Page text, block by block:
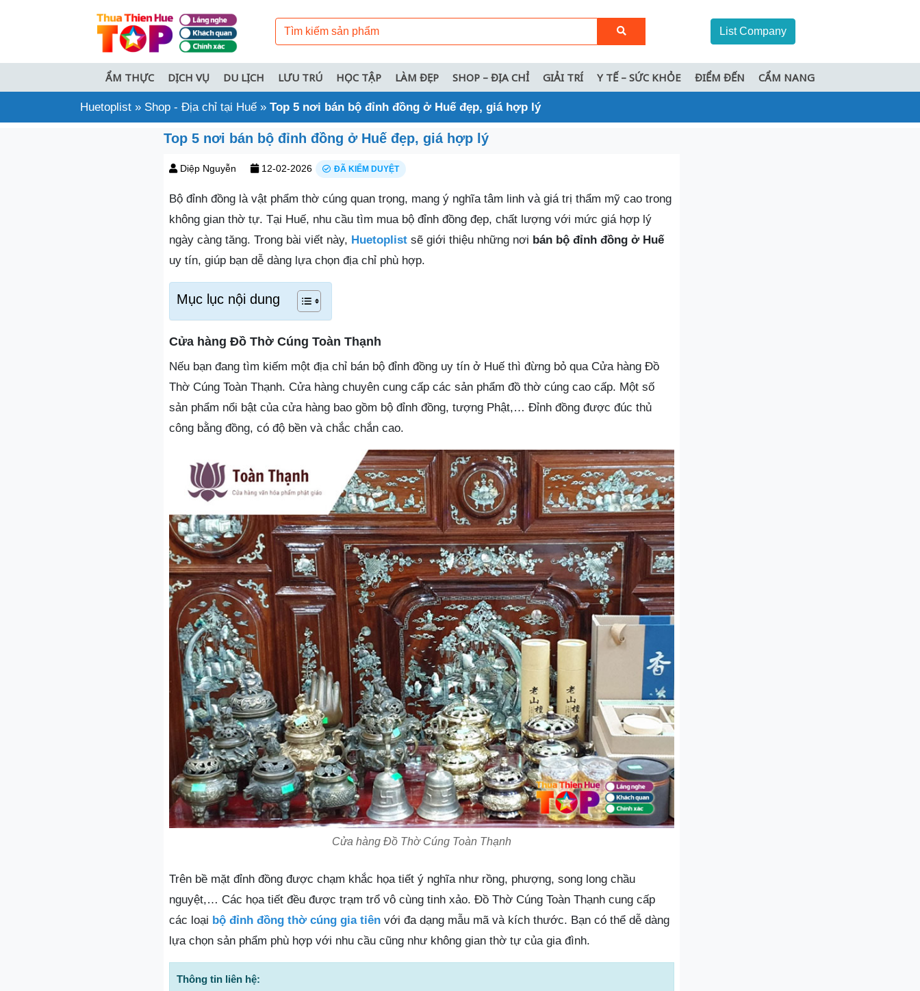
List Company
ẨM THỰC DỊCH VỤ DU LỊCH LƯU TRÚ HỌC TẬP LÀM ĐẸP SHOP – ĐỊA CHỈ GIẢI TRÍ Y TẾ – SỨC KHỎE ĐIỂM ĐẾN CẨM NANG
Huetoplist » Shop - Địa chỉ tại Huế » Top 5 nơi bán bộ đỉnh đồng ở Huế đẹp, giá hợp lý
Top 5 nơi bán bộ đỉnh đồng ở Huế đẹp, giá hợp lý
Diệp Nguyễn 12-02-2026 ĐÃ KIỂM DUYỆT
Bộ đỉnh đồng là vật phẩm thờ cúng quan trọng, mang ý nghĩa tâm linh và giá trị thẩm mỹ cao trong
không gian thờ tự. Tại Huế, nhu cầu tìm mua bộ đỉnh đồng đẹp, chất lượng với mức giá hợp lý
ngày càng tăng. Trong bài viết này, Huetoplist sẽ giới thiệu những nơi bán bộ đỉnh đồng ở Huế
uy tín, giúp bạn dễ dàng lựa chọn địa chỉ phù hợp.
Mục lục nội dung
Cửa hàng Đồ Thờ Cúng Toàn Thạnh
Nếu bạn đang tìm kiếm một địa chỉ bán bộ đỉnh đồng uy tín ở Huế thì đừng bỏ qua Cửa hàng Đồ
Thờ Cúng Toàn Thạnh. Cửa hàng chuyên cung cấp các sản phẩm đồ thờ cúng cao cấp. Một số
sản phẩm nổi bật của cửa hàng bao gồm bộ đỉnh đồng, tượng Phật,… Đỉnh đồng được đúc thủ
công bằng đồng, có độ bền và chắc chắn cao.
Cửa hàng Đồ Thờ Cúng Toàn Thạnh
Trên bề mặt đỉnh đồng được chạm khắc họa tiết ý nghĩa như rồng, phượng, song long chầu
nguyệt,… Các họa tiết đều được trạm trổ vô cùng tinh xảo. Đồ Thờ Cúng Toàn Thạnh cung cấp
các loại bộ đỉnh đồng thờ cúng gia tiên với đa dạng mẫu mã và kích thước. Bạn có thể dễ dàng
lựa chọn sản phẩm phù hợp với nhu cầu cũng như không gian thờ tự của gia đình.
Thông tin liên hệ: